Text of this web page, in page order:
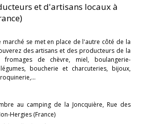
et d'artisans locaux à
marché se met en place de l'autre côté de la
des artisans et des producteurs de la
de chèvre, miel, boulangerie-
boucherie et charcuteries, bijoux,
au camping de la Joncquière, Rue des
Hergies (France)